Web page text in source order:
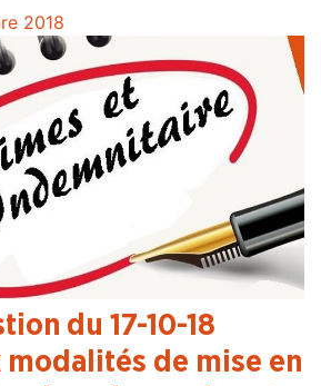
2018
du 17-10-18
de mise en